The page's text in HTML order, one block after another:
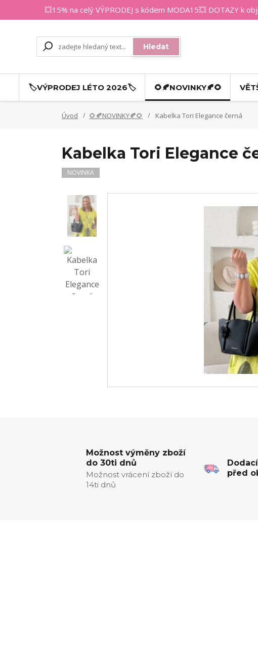
💥15% na celý VÝPRODEJ s kódem MODA15💥 DOTAZY k
Hledat
🏷️VÝPRODEJ LÉTO 2026🏷️ 🌻🍂NOVINKY🍂🌻
Úvod 🌻🍂NOVINKY🍂🌻 Kabelka Tori Elegance černá
Kabelka Tori Elegance
NOVINKA
Možnost výměny zboží
do 30ti dnů
Možnost vrácení zboží do
14ti dnů
před